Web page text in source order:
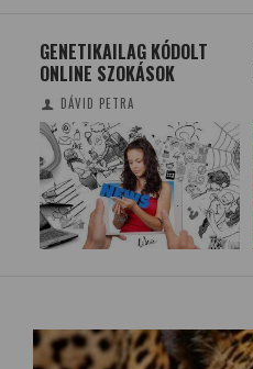
GENETIKAILAG KÓDOLT
ONLINE SZOKÁSOK
DÁVID PETRA